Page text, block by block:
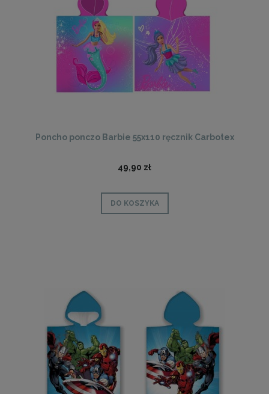
Poncho ponczo Barbie 55x110 ręcznik Carbotex
49,90 zł
DO KOSZYKA